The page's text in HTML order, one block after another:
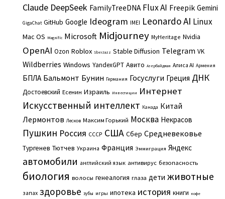
Claude DeepSeek FamilyTreeDNA Flux AI Freepik Gemini
GigaChat GitHub Google Ideogram IMEI Leonardo AI Linux
Mac OS Magnific Microsoft Midjourney MyHeritage Nvidia
OpenAI Ozon Roblox SberJazz Stable Diffusion Telegram VK
Wildberries Windows YandexGPT Авито Азербайджан Алиса AI Армения
БПЛА Бальмонт Бунин Германия Госуслуги Греция ДНК
Достоевский Есенин Израиль Инвестиции Интернет
Искусственный интеллект Канада Китай
Лермонтов Лесков Максим Горький Москва Некрасов
Пушкин Россия СССР США Сбер Средневековье
Тургенев Тютчев Украина Франция Эммиграция Яндекс
автомобили английский язык антивирус безопасность
биология волосы генеалогия глаза дети животные
запах здоровье зубы игры ипотека история книги кофе